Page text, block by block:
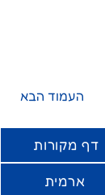
העמוד הבא
דף מקורות
ארמית